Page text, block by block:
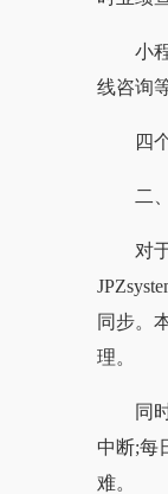
小
线咨询
四
二
对
同步。
理。
同
中断;每
难。